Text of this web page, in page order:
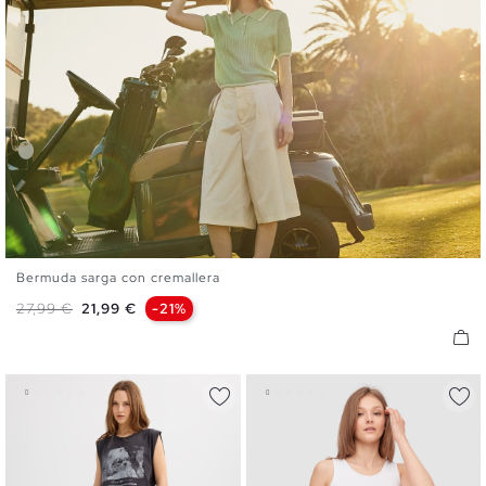
Bermuda sarga con cremallera
Precio base
27,99 € Precio
21,99 € -21%